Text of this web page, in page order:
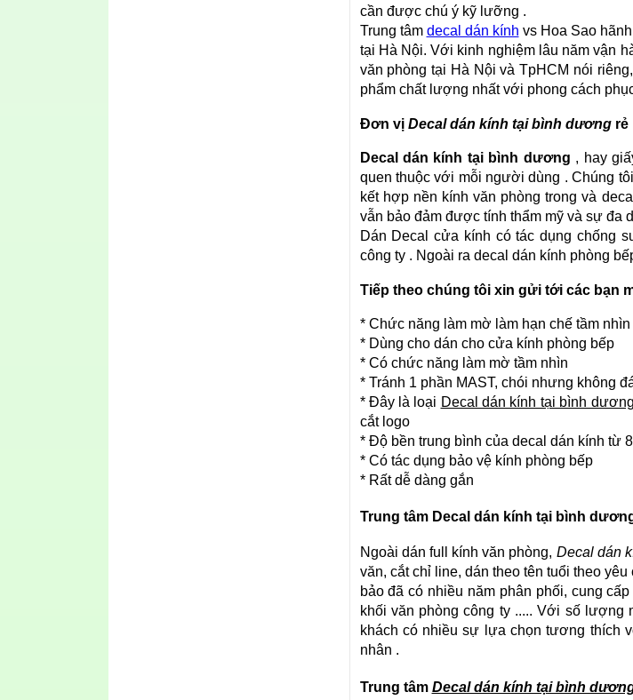
cần được chú ý kỹ lưỡng .
Trung tâm decal dán kính vs Hoa Sao
tại Hà Nội. Với kinh nghiệm lâu năm vận
văn phòng tại Hà Nội và TpHCM nói
phẩm chất lượng nhất với phong cách
Đơn vị Decal dán kính tại bình dương rẻ
Decal dán kính tại bình dương , hay
quen thuộc với mỗi người dùng . Chúng
kết hợp nền kính văn phòng trong và
vẫn bảo đảm được tính thẩm mỹ và sự đa
Dán Decal cửa kính có tác dụng chống
công ty . Ngoài ra decal dán kính phòng
Tiếp theo chúng tôi xin gửi tới các bạn
* Chức năng làm mờ làm hạn chế tầm nhìn
* Dùng cho dán cho cửa kính phòng bếp
* Có chức năng làm mờ tầm nhìn
* Tránh 1 phần MAST, chói nhưng không
* Đây là loại Decal dán kính tại bình dương
cắt logo
* Độ bền trung bình của decal dán kính từ
* Có tác dụng bảo vệ kính phòng bếp
* Rất dễ dàng gắn
Trung tâm Decal dán kính tại bình
Ngoài dán full kính văn phòng, Decal dán
văn, cắt chỉ line, dán theo tên tuổi theo yêu
bảo đã có nhiều năm phân phối, cung
khối văn phòng công ty ..... Với số lượng
khách có nhiều sự lựa chọn tương thích
nhân .
Trung tâm Decal dán kính tại bình